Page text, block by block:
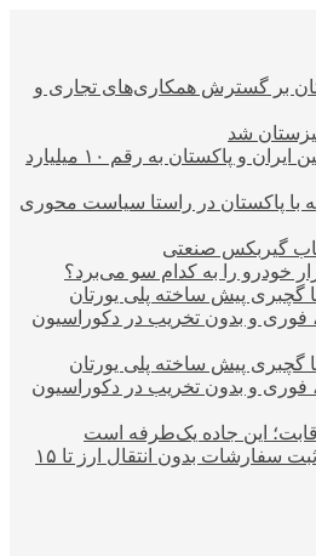
بر گسترش همکاری‌های تجاری و
شد
افزایش حجم تجارت بین ایران و پاکستان به رقم ۱۰ میلیارد
با پاکستان در راستا سیاست محوری
گیربکس صنعتی
خودرو را به کدام سو می‌برد؟
با گچبری پیش ساخته پلی یورتان
فوری و بدون تخریب در دکوراسیون
با گچبری پیش ساخته پلی یورتان
فوری و بدون تخریب در دکوراسیون
تمدید بخشنامه اعتبار ثبت سفارشات بدون انتقال ارز تا ۱۵